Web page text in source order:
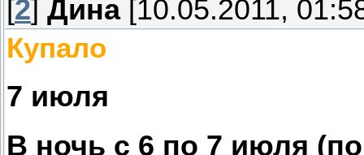
[2] Дина[10.05.2011,
Купало
7 июля
В ночь с 6 по 7 июля